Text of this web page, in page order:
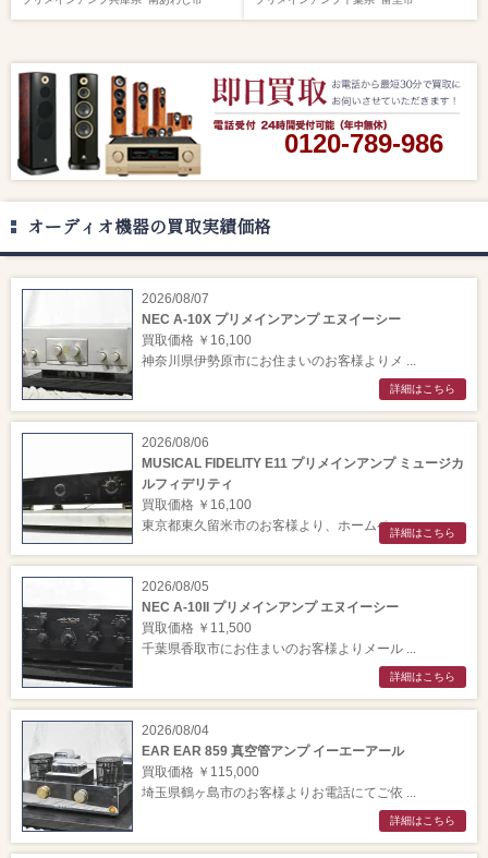
0120-789-986
オーディオ機器の買取実績価格
2026/08/07
NEC A-10X プリメインアンプ エヌイーシー
買取価格 ￥16,100
神奈川県伊勢原市にお住まいのお客様よりメ ...
詳細はこちら
2026/08/06
MUSICAL FIDELITY E11 プリメインアンプ ミュージカ
ルフィデリティ
買取価格 ￥16,100
東京都東久留米市のお客様より、ホームペー ...詳細はこちら
2026/08/05
NEC A-10II プリメインアンプ エヌイーシー
買取価格 ￥11,500
千葉県香取市にお住まいのお客様よりメール ...
詳細はこちら
2026/08/04
EAR EAR 859 真空管アンプ イーエーアール
買取価格 ￥115,000
埼玉県鶴ヶ島市のお客様よりお電話にてご依 ...
詳細はこちら